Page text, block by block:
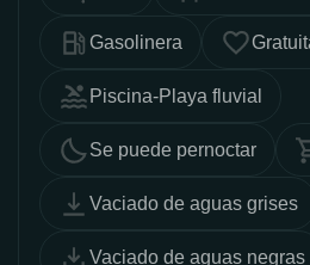
Gasolinera
Piscina-Playa fluvial
Se puede pernoctar
Vaciado de aguas grises
Vaciado de aguas negras